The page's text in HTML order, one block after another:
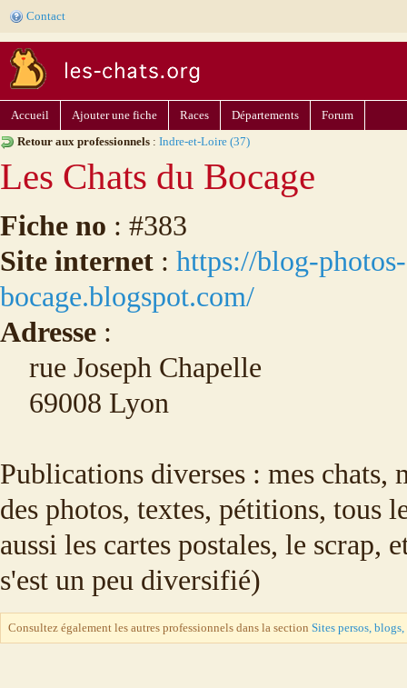
Contact
Accueil Ajouter une fiche Races Départements
Forum
Retour aux professionnels : Indre-et-Loire (37)
Les Chats du Bocage
Fiche no : #383
Site internet : https://blog-
bocage.blogspot.com/
Adresse :
rue Joseph Chapelle
69008 Lyon
Publications diverses : mes chats,
des photos, textes, pétitions, tous
aussi les cartes postales, le scrap,
s'est un peu diversifié)
Consultez également les autres professionnels dans la section Sites persos,